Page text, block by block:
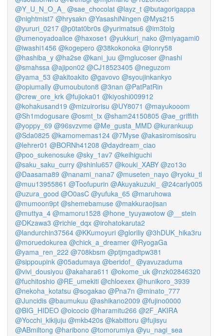
@Y_U_N_O_A_ @sae_chocolat @layz_t @butagorigappa
@nightmist7 @hrysakn @YasashiNingen @Mys215
@yururi_0217 @p0tat0br0s @yurimatsu6 @im3tolg
@umenoyadoalice @haxose1 @yukkuri_nako @miyagami0
@iwashi1456 @kogepero @38kokonoka @lonry58
@hashiba_y @ha2se @kani_juu @mglucoser @nashi
@smahssa @ajipon02 @CJ18523405 @neguzom
@yama_53 @akitoakito @gavovo @syoujinkankyo
@opiumally @umoubuton8 @3nan @PatPatRin
@crew_ore_krk @fujioka01 @kiyoshi009912
@kohakusand19 @mizuirorisu @UY8071 @mayukooom
@Sh1mdogusare @osmt_tx @sham24150805 @ae_griffith
@yoppy_69 @96svzvme @Me_gusta_MMD @kurankuup
@Sda0825 @kamomemas124 @7Myse @akasiromisosiru
@lehrer01 @BORNh41208 @daydream_ciao
@poo_sukenosuke @sky_1av7 @keihiguchi
@saku_saku_curry @shinlu657 @kouki_XABY @zo13o
@Daasama89 @nanami_nana7 @museten_nayo @ryoku_tl
@muu13955861 @Toofupurin @Akuyakuzuki_ @24carly005
@uzura_good @O0asC @yufuka_65 @maruhowa
@mumoon9pt @shemebamuse @makkuraojisan
@muttya_4 @mamoru1528 @hone_tyuyawotow @__stein
@DKzawa3 @richie_dqx @irohatokaruta2
@landurchin37564 @KKumoyuri @gloriliy @3hDUK_hika3ru
@moruedokurea @chick_a_dreamer @RyogaGa
@yama_ren_222 @708kbsm @ptjmgadtpw381
@sippoupink @05adumaya @beridof_ @yavuzaduma
@vivi_dousiyou @akahara611 @okome_uk @nzk02846320
@fuchitoshio @RE_umekiti @chloexex @hunikoro_3939
@nekoha_kotatsu @sogakao @Pna7n @minato_777
@Juncidis @baumukuu @ashikano2009 @fujino0000
@BIG_HIDEO @oicocio @haramitu266 @2F_AKIRA
@Yocchi_kikijuju @mkb420s @kabittoru @fujisyu
@ABmiltong @haribono @tomorumiya @yu_nagi_sea